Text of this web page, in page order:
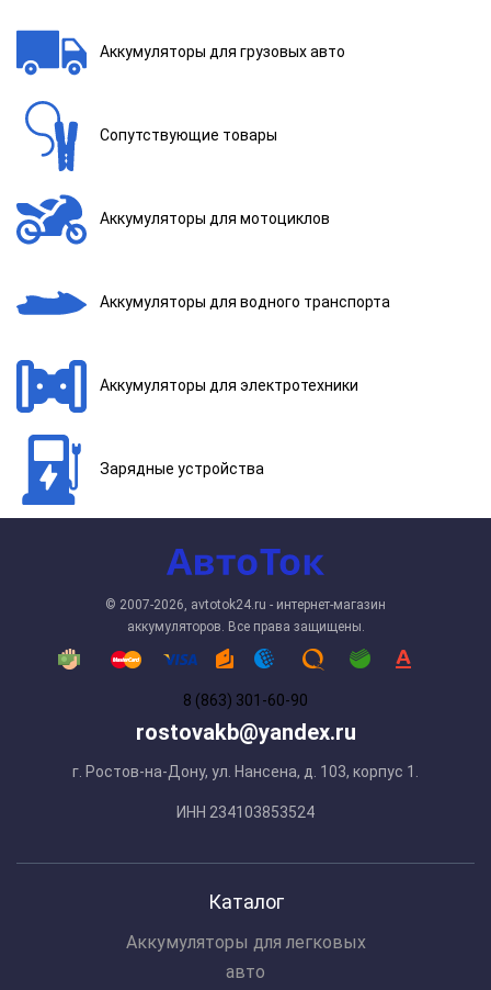
Аккумуляторы для грузовых авто
Сопутствующие товары
Аккумуляторы для мотоциклов
Аккумуляторы для водного транспорта
Аккумуляторы для электротехники
Зарядные устройства
8 (863) 301-60-90
rostovakb@yandex.ru
г. Ростов-на-Дону, ул. Нансена, д. 103, корпус 1.
ИНН 234103853524
© 2007-2026, avtotok24.ru - интернет-магазин
аккумуляторов. Все права защищены.
Каталог
Аккумуляторы для легковых
авто